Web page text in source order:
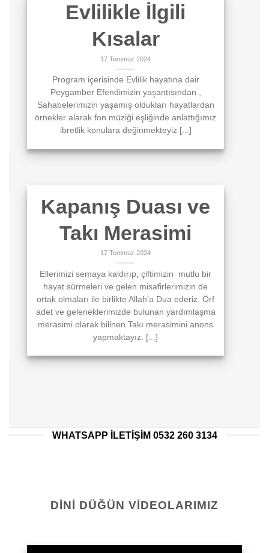
Evlilikle İlgili
Kısalar
17 Temmuz 2024
Program içerisinde Evlilik hayatına dair
Peygamber Efendimizin yaşantısından ,
Sahabelerimizin yaşamış oldukları hayatlardan
örnekler alarak fon müziği eşliğinde anlattığımız
ibretlik konulara değinmekteyiz [...]
Kapanış Duası ve
Takı Merasimi
17 Temmuz 2024
Ellerimizi semaya kaldırıp, çiftimizin mutlu bir
hayat sürmeleri ve gelen misafirlerimizin de
ortak olmaları ile birlikte Allah’a Dua ederiz. Örf
adet ve geleneklerimizde bulunan yardımlaşma
merasimi olarak bilinen Takı merasimini anons
yapmaktayız. [...]
WHATSAPP ILETIŞIM 0532 260 3134
DINI DÜĞÜN VIDEOLARIMIZ